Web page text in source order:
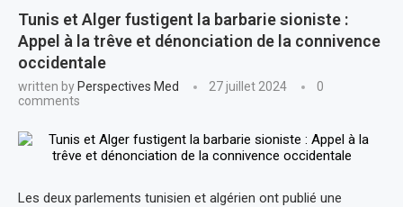
Tunis et Alger fustigent la barbarie sioniste :
Appel à la trêve et dénonciation de la connivence
occidentale
written by Perspectives Med 27 juillet 2024
0
comments
Les deux parlements tunisien et algérien ont publié une